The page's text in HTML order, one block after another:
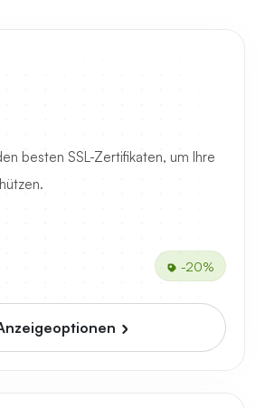
besten SSL-Zertifikaten, um Ihre
-20%